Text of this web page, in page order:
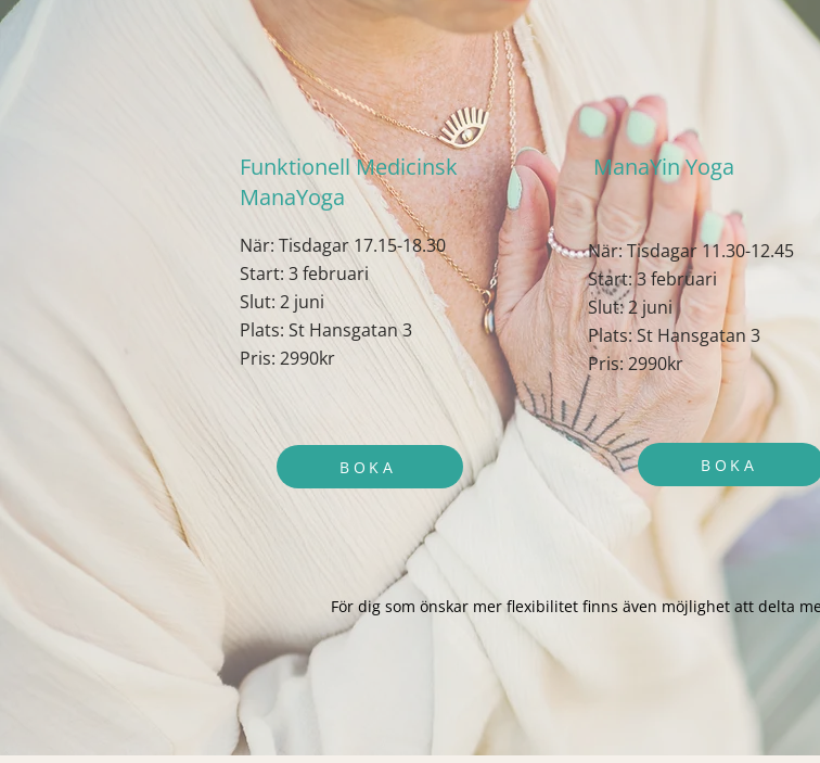
Funktionell Medicinsk
ManaYoga
När: Tisdagar 17.15-18.30
Start: 3 februari
Slut: 2 juni
Plats: St Hansgatan 3
Pris: 2990kr
BOKA
ManaYin Yoga
När: Tisdagar 11.30-12.45
Start: 3 februari
Slut: 2 juni
Plats: St Hansgatan 3
Pris: 2990kr
BOKA
För dig som önskar mer flexibilitet finns även möjlighet att delta